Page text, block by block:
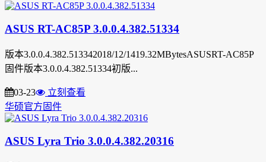
ASUS RT-AC85P 3.0.0.4.382.51334
版本3.0.0.4.382.513342018/12/1419.32MBytesASUSRT-AC85P
固件版本3.0.0.4.382.51334初版...
03-23
立刻查看
华硕官方固件
ASUS Lyra Trio 3.0.0.4.382.20316